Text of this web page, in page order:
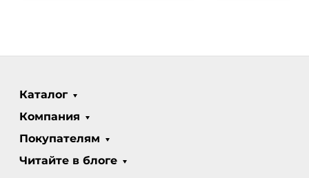
Каталог
Компания
Покупателям
Читайте в блоге